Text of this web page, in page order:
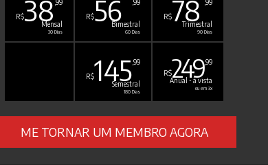
R$38 ,99
Mensal
30 Dias
R$56 ,99
Bimestral
60 Dias
R$78 ,99
Trimestral
90 Dias
R$145,99
Semestral
180 Dias
R$249,99
Anual - à vista
ou em 3x
ME TORNAR UM MEMBRO AGORA